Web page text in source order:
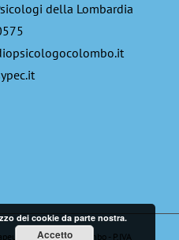
della Lombardia
Dott.Laura Colombo - P.IVA
dei cookie da parte nostra.
Accetto